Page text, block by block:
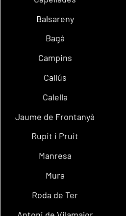
Balsareny
Bagà
Campins
Callús
Calella
Jaume de Frontanyà
Rupit i Pruit
Manresa
Mura
Roda de Ter